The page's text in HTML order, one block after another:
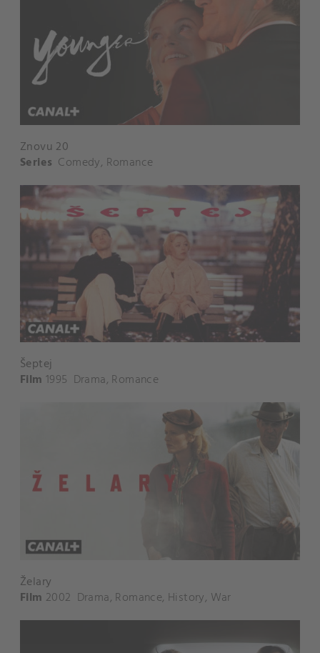
Znovu 20
Series Comedy, Romance
Šeptej
Film 1995 Drama, Romance
Želary
Film 2002 Drama, Romance, History, War